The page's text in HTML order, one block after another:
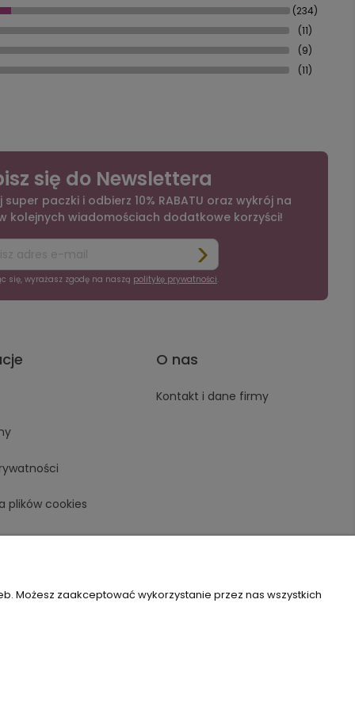
(234)
(11)
(9)
(11)
się do Newslettera
paczki i odbierz 10% RABATU oraz wykrój na
kolejnych wiadomościach dodatkowe korzyści!
się, wyrażasz zgodę na naszą politykę prywatności.
plików cookies
O nas
Kontakt i dane firmy
Możesz zaakceptować wykorzystanie przez nas wszystkich